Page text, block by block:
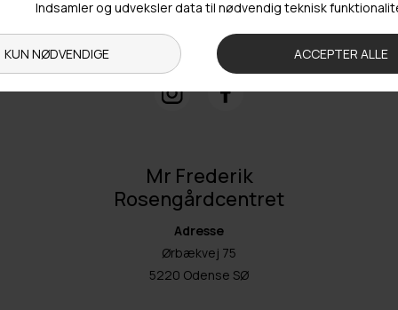
Kontakt
info@fashiondeluxe.dk
Mr Frederik
Rosengårdcentret
Adresse
Ørbækvej 75
5220 Odense SØ